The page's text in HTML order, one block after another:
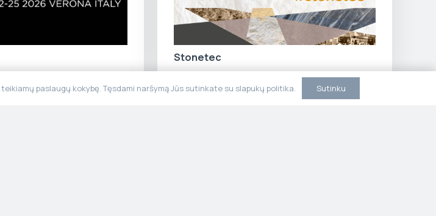
Stonetec
paslaugų kokybę. Tęsdami naršymą Jūs sutinkate su slapukų politika. Sutinku